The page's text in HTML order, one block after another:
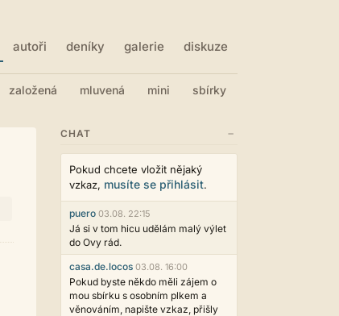
autoři deníky galerie diskuze
založená mluvená mini sbírky
CHAT −
Pokud chcete vložit nějaký
vzkaz, musíte se přihlásit.
puero 03.08. 22:15
Já si v tom hicu udělám malý výlet
do Ovy rád.
casa.de.locos 03.08. 16:00
Pokud byste někdo měli zájem o
mou sbírku s osobním plkem a
věnováním, napište vzkaz, přišly